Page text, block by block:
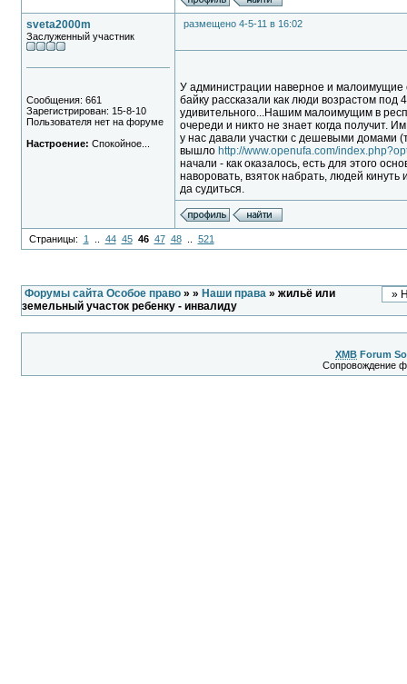
sveta2000m
Заслуженный участник
Сообщения: 661
Зарегистрирован: 15-8-10
Пользователя нет на форуме
Настроение: Спокойное...
размещено 4-5-11 в 16:02
У администрации наверное и малоимущие
байку рассказали как люди возрастом
удивительного...Нашим малоимущим в
очереди и никто не знает когда получит.
у нас давали участки с дешевыми домами
вышло http://www.openufa.com/
начали - как оказалось, есть для этого
наворовать, взяток набрать, людей
да судиться.
Страницы: 1 44 45 46 47 48.. 521
Форумы сайта Особое право» » Наши права» жильё или
земельный участок ребенку - инвалиду
XMB Forum
Сопровождение